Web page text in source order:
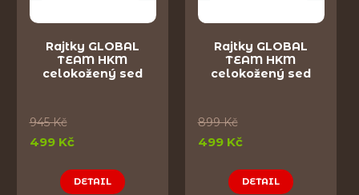
Rajtky GLOBAL
TEAM HKM
celokožený sed
945 Kč
499 Kč
DETAIL
Rajtky GLOBAL
TEAM HKM
celokožený sed
899 Kč
499 Kč
DETAIL